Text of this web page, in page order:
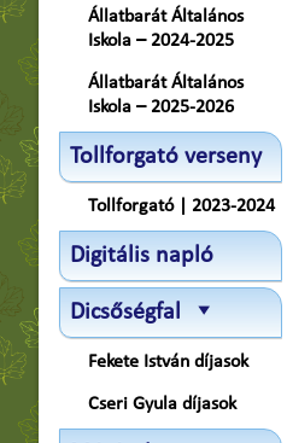
Állatbarát Általános
Iskola – 2024-2025
Állatbarát Általános
Iskola – 2025-2026
Tollforgató verseny
Tollforgató | 2023-2024
Digitális napló
Dicsőségfal
Fekete István díjasok
Cseri Gyula díjasok